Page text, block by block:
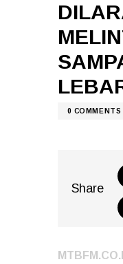
0 COMMENTS
Share